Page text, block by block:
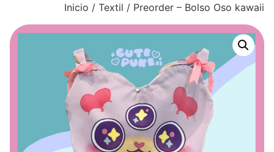
Inicio / Textil / Preorder – Bolso Oso kawaii